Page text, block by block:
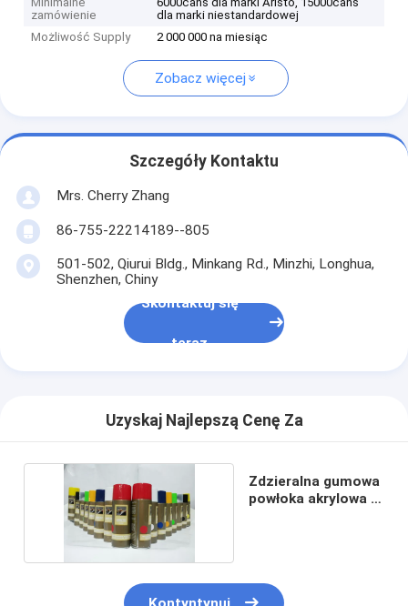
zamówienie
dla marki niestandardowej
Możliwość Supply
2 000 000 na miesiąc
Zobacz więcej
Szczegóły Kontaktu
Mrs. Cherry Zhang
86-755-22214189--805
501-502, Qiurui Bldg., Minkang Rd., Minzhi, Longhua,
Shenzhen, Chiny
Skontaktuj się
teraz
Uzyskaj Najlepszą Cenę Za
Zdzieralna gumowa
powłoka akrylowa w